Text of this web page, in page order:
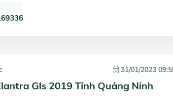
31/01/2023
Gls 2019 Tỉnh Quảng Ninh